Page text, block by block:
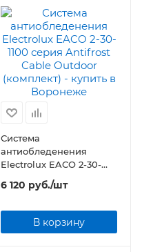
Система
антиобледенения
Electrolux EACO 2-30-
1100 серия Antifrost
Cable Outdoor
6 120 руб./шт
В корзину